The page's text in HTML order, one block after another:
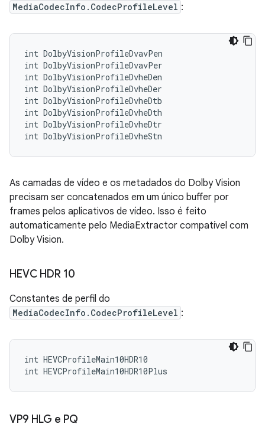
MediaCodecInfo.CodecProfileLevel :
int DolbyVisionProfileDvavPen
int DolbyVisionProfileDvavPer
int DolbyVisionProfileDvheDen
int DolbyVisionProfileDvheDer
int DolbyVisionProfileDvheDtb
int DolbyVisionProfileDvheDth
int DolbyVisionProfileDvheDtr
As camadas de vídeo e os metadados do Dolby Vision
precisam ser concatenados em um único buffer por
frames pelos aplicativos de vídeo. Isso é feito
automaticamente pelo MediaExtractor compatível com
Dolby Vision.
HEVC HDR 10
Constantes de perfil do
MediaCodecInfo.CodecProfileLevel :
int HEVCProfileMain10HDR10
VP9 HLG e PQ